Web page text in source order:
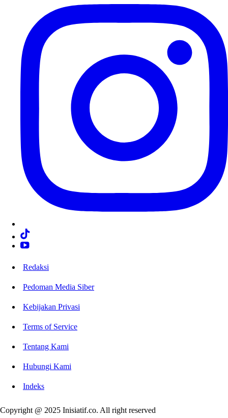
Redaksi
Pedoman Media Siber
Kebijakan Privasi
Terms of Service
Tentang Kami
Hubungi Kami
Indeks
Copyright @ 2025 Inisiatif.co. All right reserved